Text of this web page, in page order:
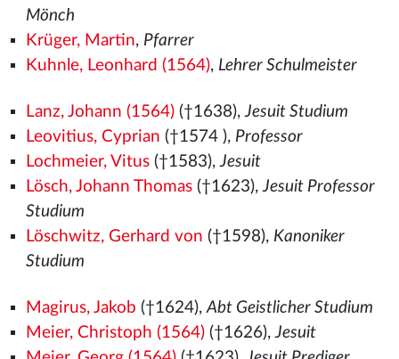
Mönch
Krüger, Martin, Pfarrer
Kuhnle, Leonhard (1564), Lehrer Schulmeister
Lanz, Johann (1564)(†1638),Jesuit Studium
Leovitius, Cyprian (†1574 ), Professor
Lochmeier, Vitus(†1583),Jesuit
Lösch, Johann Thomas(†1623),Jesuit Professor
Studium
Löschwitz, Gerhard von (†1598), Kanoniker
Studium
Magirus, Jakob (†1624),Abt Geistlicher Studium
Meier, Christoph (1564)(†1626),Jesuit